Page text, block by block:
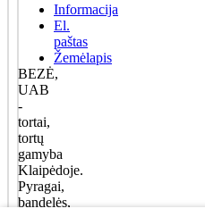
Informacija
El.
paštas
Žemėlapis
BEZĖ,
UAB
-
tortai,
tortų
gamyba
Klaipėdoje.
Pyragai,
bandelės,